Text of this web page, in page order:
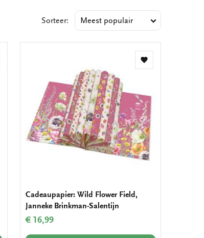
Sorteer:
Toevoegen
Cadeaupapier: Wild Flower Field,
Janneke Brinkman-Salentijn
€ 16,99